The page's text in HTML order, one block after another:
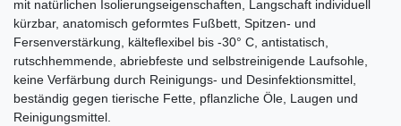
mit natürlichen Isolierungseigenschaften, Langschaft individuell
kürzbar, anatomisch geformtes Fußbett, Spitzen- und
Fersenverstärkung, kälteflexibel bis -30° C, antistatisch,
rutschhemmende, abriebfeste und selbstreinigende Laufsohle,
keine Verfärbung durch Reinigungs- und Desinfektionsmittel,
beständig gegen tierische Fette, pflanzliche Öle, Laugen und
Reinigungsmittel.